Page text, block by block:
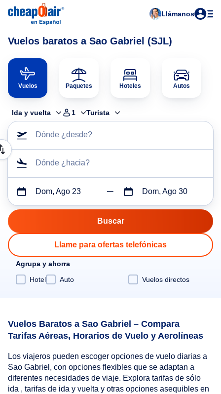
Llámanos
Vuelos baratos a Sao Gabriel (SJL)
Vuelos Paquetes Hoteles Autos
Ida y vuelta 1 Turista
Dónde ¿desde?
Dónde ¿hacia?
Dom, Ago 23 Dom, Ago 30
Llame para ofertas telefónicas
Agrupa y ahorra
Hotel
Auto Vuelos directos
Vuelos Baratos a Sao Gabriel – Compara
Tarifas Aéreas, Horarios de Vuelo y Aerolíneas
Los viajeros pueden escoger opciones de vuelo diarias a
Sao Gabriel, con opciones flexibles que se adaptan a
diferentes necesidades de viaje. Explora tarifas de sólo
ida , tarifas de ida y vuelta y otras opciones asequibles en